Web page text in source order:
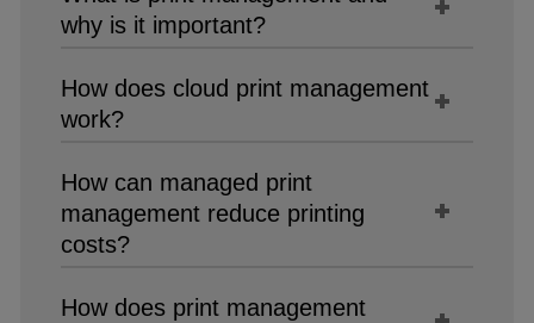
why is it important?
How does cloud print management
work?
How can managed print
management reduce printing
costs?
How does print management